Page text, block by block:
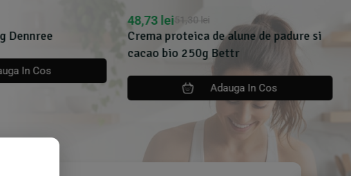
Dennree
In Cos
Crema proteica de alune de padure si
cacao bio 250g Bettr
51,30lei
48,73lei
Adauga In Cos